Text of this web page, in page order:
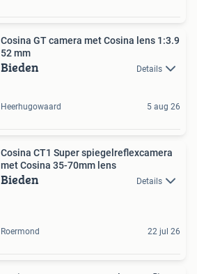
Cosina GT camera met Cosina lens 1:3.9
52 mm
Bieden Details
Heerhugowaard 5 aug 26
Cosina CT1 Super spiegelreflexcamera
met Cosina 35-70mm lens
Bieden Details
Roermond 22 jul 26